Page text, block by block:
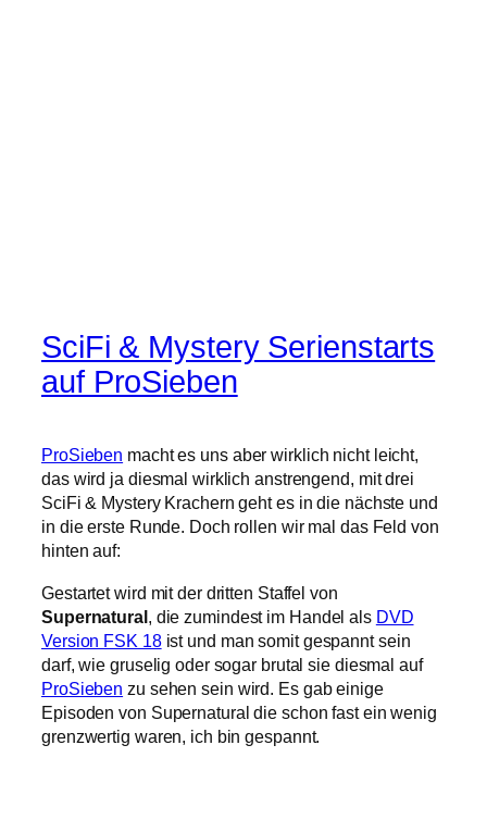
SciFi & Mystery Serienstarts
auf ProSieben
ProSieben macht es uns aber wirklich nicht leicht,
das wird ja diesmal wirklich anstrengend, mit drei
SciFi & Mystery Krachern geht es in die nächste und
in die erste Runde. Doch rollen wir mal das Feld von
hinten auf:
Gestartet wird mit der dritten Staffel von
Supernatural, die zumindest im Handel als DVD
Version FSK 18ist und man somit gespannt sein
darf, wie gruselig oder sogar brutal sie diesmal auf
ProSieben zu sehen sein wird. Es gab einige
Episoden von Supernatural die schon fast ein wenig
grenzwertig waren, ich bin gespannt.